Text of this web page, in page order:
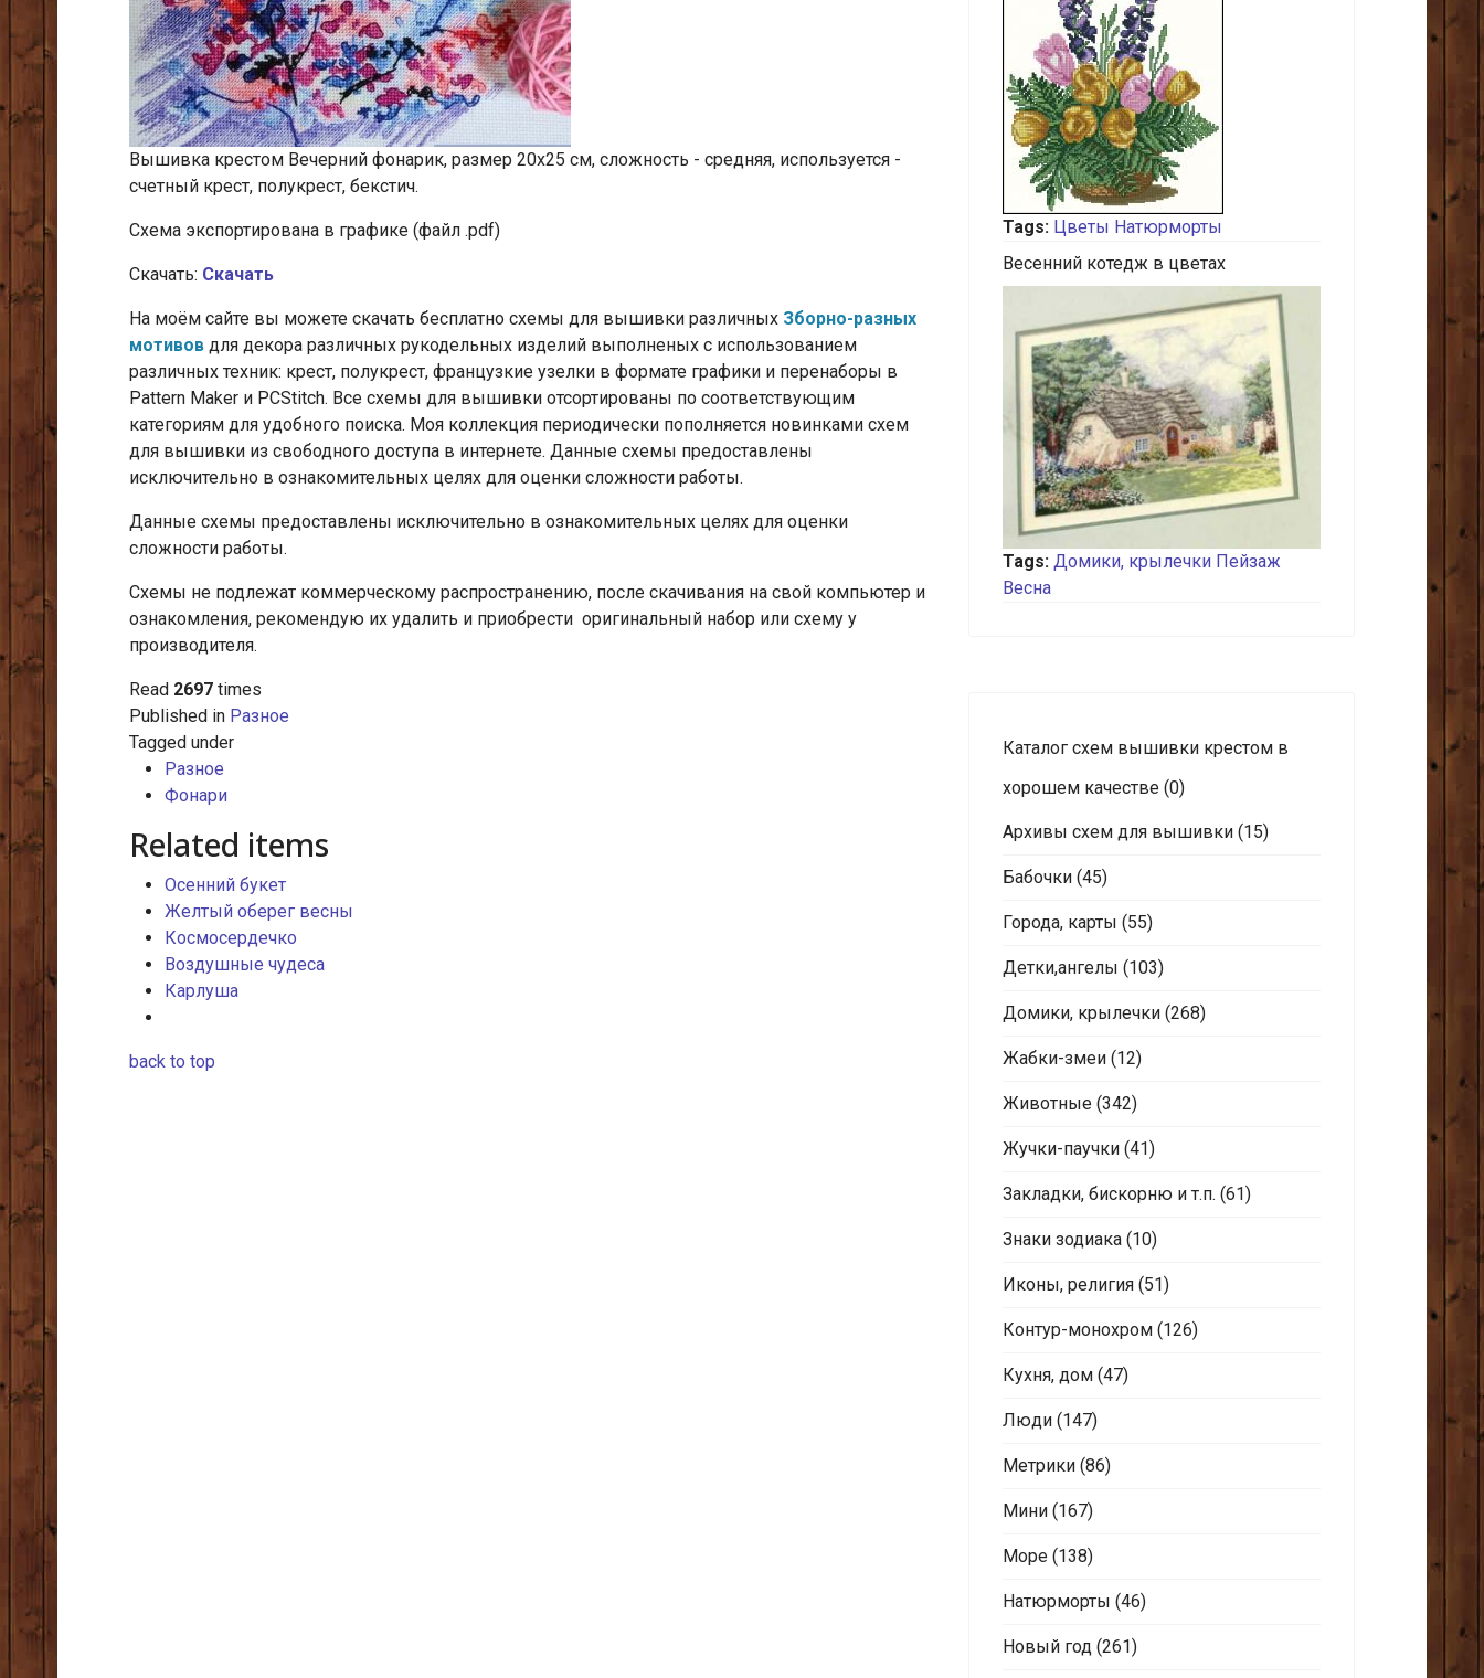
Вышивка крестом Вечерний фонарик, размер 20х25 см, сложность - средняя, используется -
счетный крест, полукрест, бекстич.
Cхема экспортирована в графике (файл .pdf)
Скачать: Скачать
На моём сайте вы можете скачать бесплатно схемы для вышивки различных Зборно-разных
мотивов для декора различных рукодельных изделий выполненых с использованием
различных техник: крест, полукрест, французкие узелки в формате графики и перенаборы в
Pattern Maker и PCStitch. Все схемы для вышивки отсортированы по соответствующим
категориям для удобного поиска. Моя коллекция периодически пополняется новинками схем
для вышивки из свободного доступа в интернете. Данные схемы предоставлены
исключительно в ознакомительных целях для оценки сложности работы.
Данные схемы предоставлены исключительно в ознакомительных целях для оценки
сложности работы.
Схемы не подлежат коммерческому распространению, после скачивания на свой компьютер и
ознакомления, рекомендую их удалить и приобрести оригинальный набор или схему у
производителя.
Read 2697 times
Published in Разное
Tagged under
Разное
Фонари
Related items
Осенний букет
Желтый оберег весны
Космосердечко
Воздушные чудеса
Карлуша
back to top
Tags: Цветы Натюрморты
Весенний котедж в цветах
Tags: Домики, крылечки Пейзаж
Весна
Каталог схем вышивки крестом в
хорошем качестве (0)
Архивы схем для вышивки (15)
Бабочки (45)
Города, карты (55)
Детки,ангелы (103)
Домики, крылечки (268)
Жабки-змеи (12)
Животные (342)
Жучки-паучки (41)
Закладки, бискорню и т.п. (61)
Знаки зодиака (10)
Иконы, религия (51)
Контур-монохром (126)
Кухня, дом (47)
Люди (147)
Метрики (86)
Мини (167)
Море (138)
Натюрморты (46)
Новый год (261)